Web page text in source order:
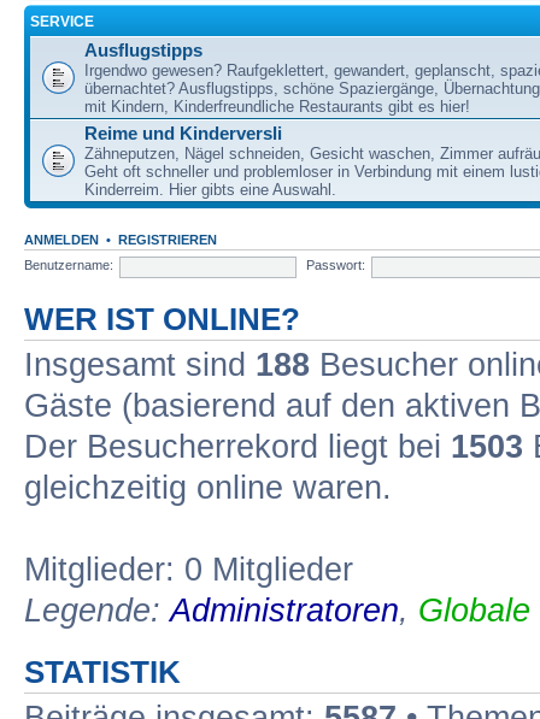
SERVICE
Ausflugstipps
Irgendwo gewesen? Raufgeklettert, gewandert, geplanscht,
übernachtet? Ausflugstipps, schöne Spaziergänge,
mit Kindern, Kinderfreundliche Restaurants gibt es hier!
Reime und Kinderversli
Zähneputzen, Nägel schneiden, Gesicht waschen, Zimmer
Geht oft schneller und problemloser in Verbindung mit einem
Kinderreim. Hier gibts eine Auswahl.
ANMELDEN • REGISTRIEREN
Benutzername:
Passwort:
WER IST ONLINE?
Insgesamt sind 188 Besucher
Gäste (basierend auf den aktiven
Der Besucherrekord liegt bei 1503
gleichzeitig online waren.
Mitglieder: 0 Mitglieder
Legende:Administratoren,
STATISTIK